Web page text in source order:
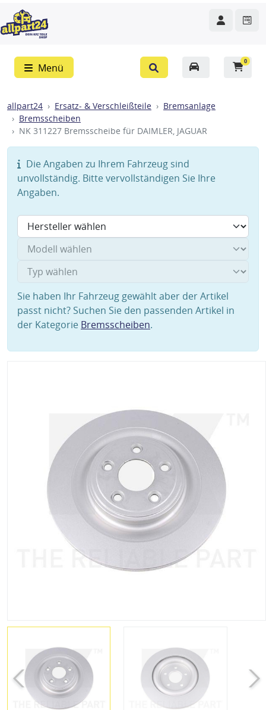
Menü
0
allpart24 Ersatz- & Verschleißteile
Bremsanlage
Bremsscheiben
NK 311227 Bremsscheibe für DAIMLER, JAGUAR
Die Angaben zu Ihrem Fahrzeug sind
unvollständig. Bitte vervollständigen Sie Ihre
Angaben.
Sie haben Ihr Fahrzeug gewählt aber der Artikel
passt nicht? Suchen Sie den passenden Artikel in
der Kategorie Bremsscheiben.